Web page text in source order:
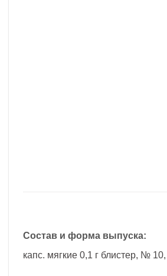
Состав и форма выпуска:
капс. мягкие 0,1 г блистер, №